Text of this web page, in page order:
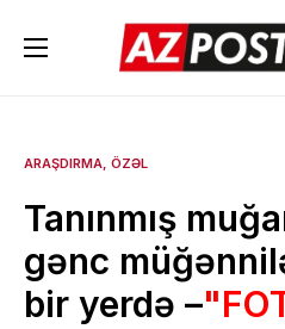
ARAŞDIRMA ÖZƏL
Tanınmış
gənc
bir yerdə –